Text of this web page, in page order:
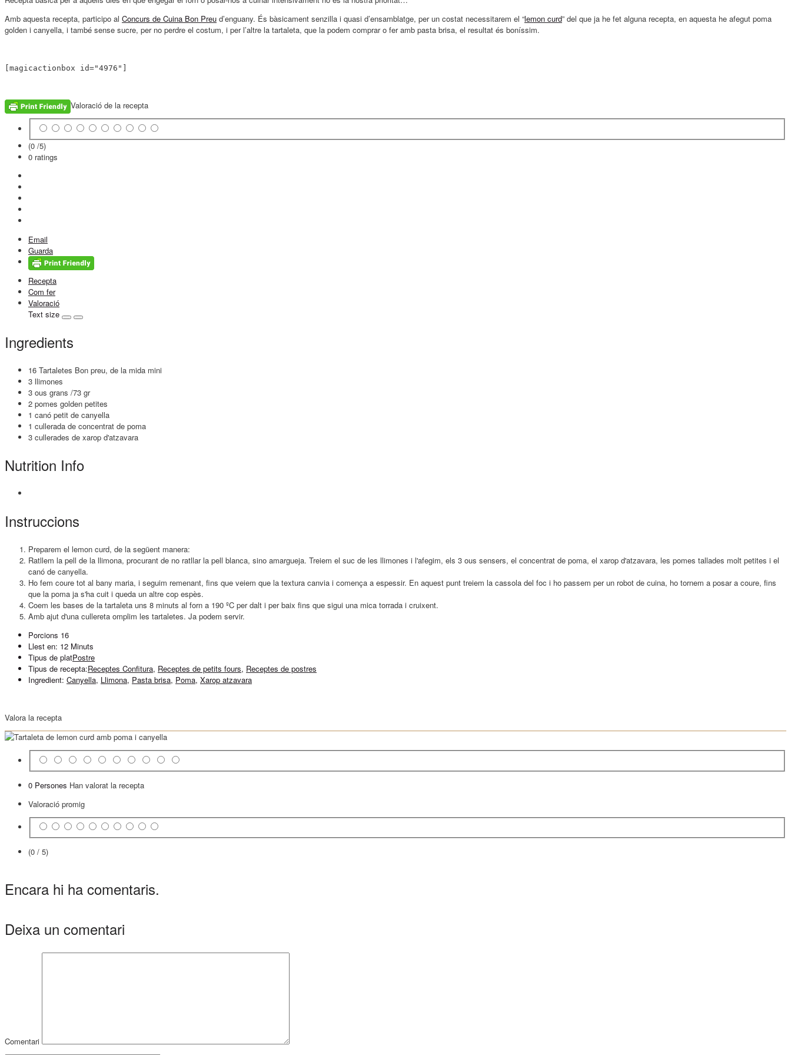
Amb aquesta recepta, participo al Concurs de Cuina Bon Preu d’enguany. És bàsicament senzilla i quasi d’ensamblatge, per un costat necessitarem el “lemon curd” del que ja he fet alguna recepta, en aquesta he afegut poma
golden i canyella, i també sense sucre, per no perdre el costum, i per l’altre la tartaleta, que la podem comprar o fer amb pasta brisa, el resultat és boníssim.
[magicactionbox id="4976"]
Valoració de la recepta
(0 /5)
0 ratings
Email
Guarda
Recepta
Com fer
Valoració
Text size
Ingredients
16 Tartaletes Bon preu, de la mida mini
3 llimones
3 ous grans /73 gr
2 pomes golden petites
1 canó petit de canyella
1 cullerada de concentrat de poma
3 cullerades de xarop d'atzavara
Nutrition Info
Instruccions
Preparem el lemon curd, de la següent manera:
Ratllem la pell de la llimona, procurant de no ratllar la pell blanca, sino amargueja. Treiem el suc de les llimones i l'afegim, els 3 ous sensers, el concentrat de poma, el xarop d'atzavara, les pomes tallades molt petites i el
canó de canyella.
Ho fem coure tot al bany maria, i seguim remenant, fins que veiem que la textura canvia i comença a espessir. En aquest punt treiem la cassola del foc i ho passem per un robot de cuina, ho tornem a posar a coure, fins
que la poma ja s'ha cuit i queda un altre cop espès.
Coem les bases de la tartaleta uns 8 minuts al forn a 190 ºC per dalt i per baix fins que sigui una mica torrada i cruixent.
Amb ajut d'una cullereta omplim les tartaletes. Ja podem servir.
Porcions 16
Llest en: 12 Minuts
Tipus de platPostre
Tipus de recepta:Receptes Confitura, Receptes de petits fours, Receptes de postres
Ingredient: Canyella, Llimona, Pasta brisa, Poma, Xarop atzavara
Valora la recepta
0 Persones Han valorat la recepta
Valoració promig
(0 / 5)
Encara hi ha comentaris.
Deixa un comentari
Comentari